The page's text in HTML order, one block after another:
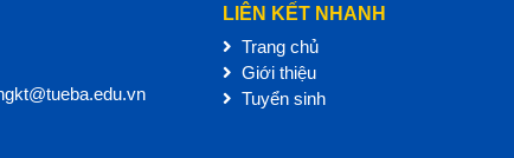
LIÊN KẾT NHANH
Trang chủ
Giới thiệu
Tuyển sinh